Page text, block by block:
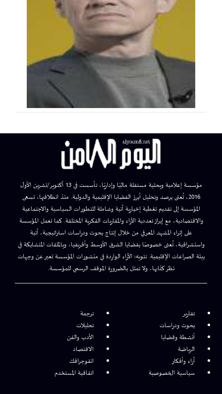
مؤسسة إعلامية وبحثية مستقلة ماليًا وإداريًا، تأسست في 13 أكتوبر/تشرين الأول
2016، تُعنى برصد وتحليل أبرز القضايا الإقليمية والدولية. منذ انطلاقتها، تسعى
المؤسسة إلى تقديم تغطية إخبارية آنية وشاملة للتطورات السياسية والاجتماعية
والاقتصادية، مع إبراز تعددية الآراء والمقاربات الفكرية المختلفة. كما تعمل المؤسسة
على إثراء المشهد المعرفي من خلال إنتاج بحوث ودراسات استراتيجية، آنية
واستشرافية، تُعنى خصوصًا بقضايا الشرق الأوسط وأفريقيا، وبالملفات المتشابكة في
بيئة الصراعات الإقليمية. تنويه: الآراء الواردة في منشورات المؤسسة تعبر عن وجهات
نظر كتّابها، ولا تمثل بالضرورة الموقف الرسمي للمؤسسة.
تقارير
ترجمة
بحوث ودراسات
تحليلات
أنشطة وقضايا
الأدب والفن
الرياضة
الاقتصاد
آراء وأفكار
انفوجرافك
سياسية الخصوصية
اتفاقية المستخدم